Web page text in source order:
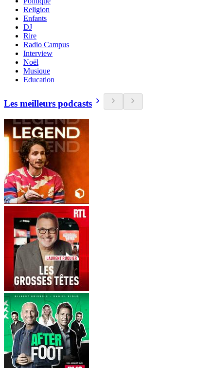
Religion
Enfants
DJ
Rire
Radio Campus
Interview
Noël
Musique
Education
Les meilleurs podcasts